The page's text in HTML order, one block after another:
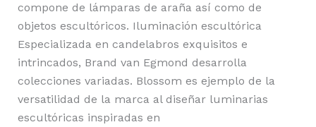
compone de lámparas de araña así como de
objetos escultóricos. Iluminación escultórica
Especializada en candelabros exquisitos e
intrincados, Brand van Egmond desarrolla
colecciones variadas. Blossom es ejemplo de la
versatilidad de la marca al diseñar luminarias
escultóricas inspiradas en